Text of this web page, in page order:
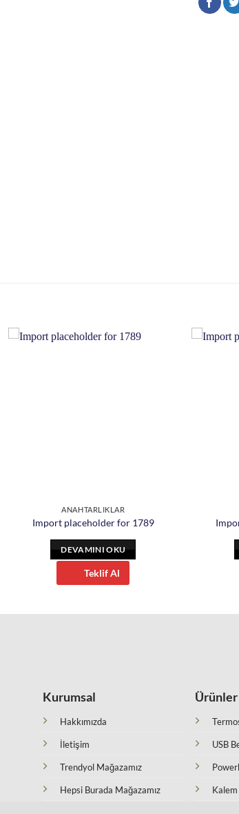
ANAHTARLIKLAR
Import placeholder for 1789
DEVAMINI OKU
Teklif Al
Kurumsal
Hakkımızda
İletişim
Trendyol Mağazamız
Hepsi Burada Mağazamız
Ürünler
USB